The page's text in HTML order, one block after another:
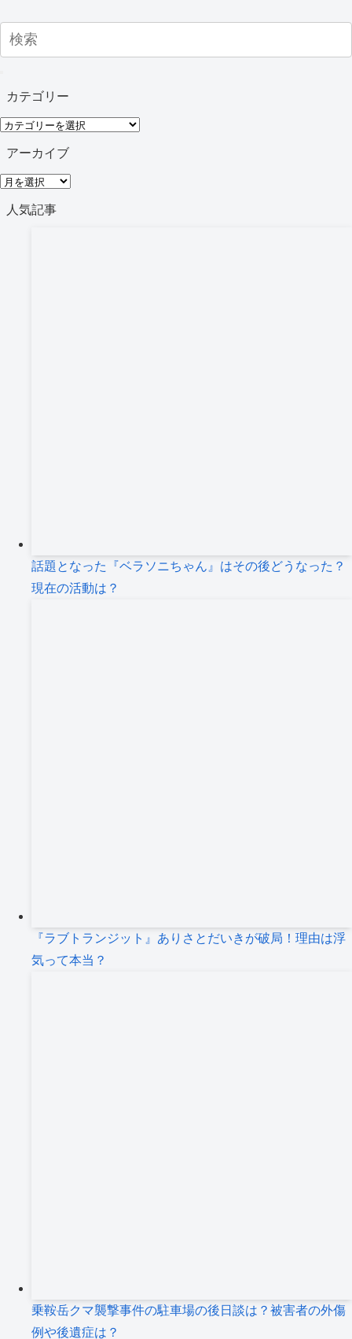
カテゴリー
カ
テ
リ
ー
アーカイブ
ア
人気記事
話題となった『ベラソニちゃん』はその後どうなった？
現在の活動は？
『ラブトランジット』ありさとだいきが破局！理由は浮
気って本当？
乗鞍岳クマ襲撃事件の駐車場の後日談は？被害者の外傷
例や後遺症は？